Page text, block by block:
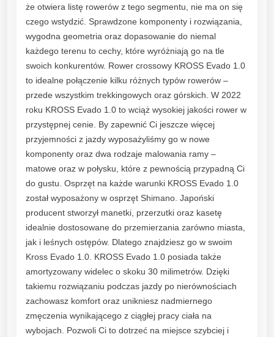
że otwiera listę rowerów z tego segmentu, nie ma on się
czego wstydzić. Sprawdzone komponenty i rozwiązania,
wygodna geometria oraz dopasowanie do niemal
każdego terenu to cechy, które wyróżniają go na tle
swoich konkurentów. Rower crossowy KROSS Evado 1.0
to idealne połączenie kilku różnych typów rowerów –
przede wszystkim trekkingowych oraz górskich. W 2022
roku KROSS Evado 1.0 to wciąż wysokiej jakości rower w
przystępnej cenie. By zapewnić Ci jeszcze więcej
przyjemności z jazdy wyposażyliśmy go w nowe
komponenty oraz dwa rodzaje malowania ramy –
matowe oraz w połysku, które z pewnością przypadną Ci
do gustu. Osprzęt na każde warunki KROSS Evado 1.0
został wyposażony w osprzęt Shimano. Japoński
producent stworzył manetki, przerzutki oraz kasetę
idealnie dostosowane do przemierzania zarówno miasta,
jak i leśnych ostępów. Dlatego znajdziesz go w swoim
Kross Evado 1.0. KROSS Evado 1.0 posiada także
amortyzowany widelec o skoku 30 milimetrów. Dzięki
takiemu rozwiązaniu podczas jazdy po nierównościach
zachowasz komfort oraz unikniesz nadmiernego
zmęczenia wynikającego z ciągłej pracy ciała na
wybojach. Pozwoli Ci to dotrzeć na miejsce szybciej i